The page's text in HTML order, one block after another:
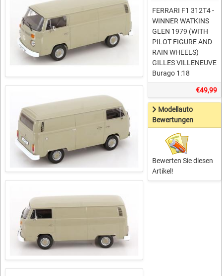
FERRARI F1 312T4 -
WINNER WATKINS
GLEN 1979 (WITH
PILOT FIGURE AND
RAIN WHEELS)
GILLES VILLENEUVE
Burago 1:18
€49,99
Modellauto
Bewertungen
Bewerten Sie diesen
Artikel!